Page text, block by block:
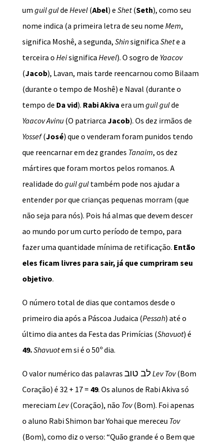
um guil gulde Hevel (Abel) e Shet(Seth), como seu
nome indica (a primeira letra de seu nome Mem,
significa Moshê, a segunda, Shinsignifica Shete a
terceira o Heisignifica Hevel). O sogro de Yaacov
(Jacob), Lavan, mais tarde reencarnou como Bilaam
(durante o tempo de Moshê) e Naval (durante o
tempo de Da vid). Rabi Akiva era um guil gulde
Yaacov Avinu(O patriarca Jacob). Os dez irmãos de
Yossef(José) que o venderam foram punidos tendo
que reencarnar em dez grandes Tanaim, os dez
mártires que foram mortos pelos romanos. A
realidade do guil gul também pode nos ajudar a
entender por que crianças pequenas morram (que
não seja para nós). Pois há almas que devem descer
ao mundo por um curto período de tempo, para
fazer uma quantidade mínima de retificação. Então
eles ficam livres para sair, já que cumpriram seu
objetivo.
O número total de dias que contamos desde o
primeiro dia após a Páscoa Judaica (Pessah) até o
último dia antes da Festa das Primícias (Shavuot) é
49.Shavuotem si é o 50º dia.
O valor numérico das palavras לב טובLev Tov(Bom
Coração) é 32 + 17 = 49. Os alunos de Rabi Akiva só
mereciam Lev(Coração), não Tov(Bom). Foi apenas
o aluno Rabi Shimon bar Yohai que mereceu Tov
(Bom), como diz o verso: “Quão grande é o Bem que